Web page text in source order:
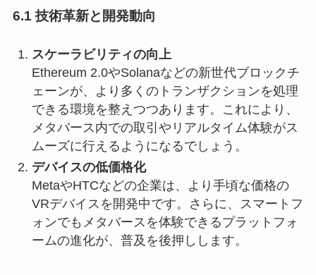
6.1 技術革新と開発動向
スケーラビリティの向上
Ethereum 2.0やSolanaなどの新世代ブロックチ
ェーンが、より多くのトランザクションを処理
できる環境を整えつつあります。これにより、
メタバース内での取引やリアルタイム体験がス
ムーズに行えるようになるでしょう。
デバイスの低価格化
MetaやHTCなどの企業は、より手頃な価格の
VRデバイスを開発中です。さらに、スマートフ
ォンでもメタバースを体験できるプラットフォ
ームの進化が、普及を後押しします。